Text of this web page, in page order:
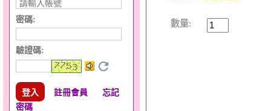
密碼:
驗證碼:
註冊會員
忘記
密碼
數量: